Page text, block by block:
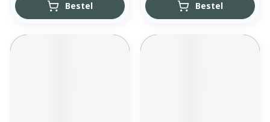
Bestel Bestel